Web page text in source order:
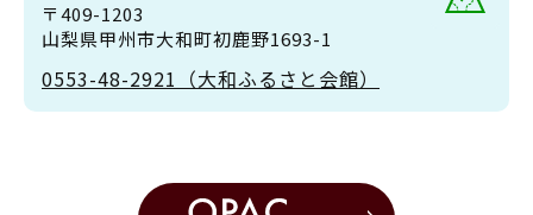
〒409-1203
山梨県甲州市大和町初鹿野1693-1
0553-48-2921（大和ふるさと会館）